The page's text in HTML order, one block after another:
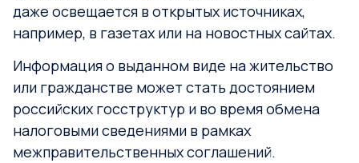
даже освещается в открытых источниках,
например, в газетах или на новостных сайтах.
Информация о выданном виде на жительство
или гражданстве может стать достоянием
российских госструктур и во время обмена
налоговыми сведениями в рамках
межправительственных соглашений.